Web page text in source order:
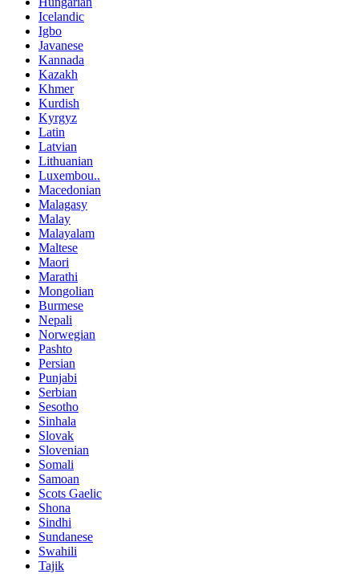
Icelandic
Igbo
Javanese
Kannada
Kazakh
Khmer
Kurdish
Kyrgyz
Latin
Latvian
Lithuanian
Luxembou..
Macedonian
Malagasy
Malay
Malayalam
Maltese
Maori
Marathi
Mongolian
Burmese
Nepali
Norwegian
Pashto
Persian
Punjabi
Serbian
Sesotho
Sinhala
Slovak
Slovenian
Somali
Samoan
Scots Gaelic
Shona
Sindhi
Sundanese
Swahili
Tajik